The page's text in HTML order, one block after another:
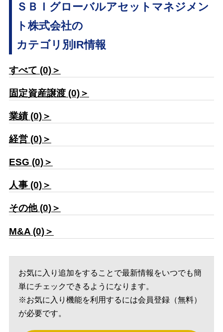
ＳＢＩグローバルアセットマネジメン
ト株式会社の
カテゴリ別IR情報
すべて (0)＞
固定資産譲渡 (0)＞
業績 (0)＞
経営 (0)＞
ESG (0)＞
人事 (0)＞
その他 (0)＞
M&A (0)＞
お気に入り追加をすることで最新情報をいつでも簡
単にチェックできるようになります。
※お気に入り機能を利用するには会員登録（無料）
が必要です。